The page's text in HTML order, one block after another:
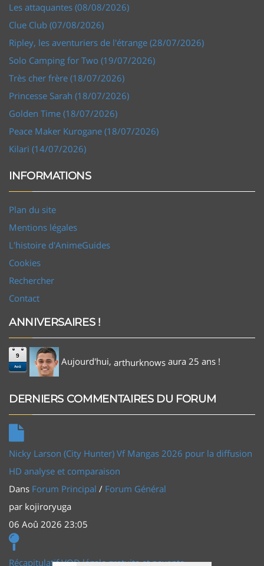
Les attaquantes (08/08/2026)
Clue Club (07/08/2026)
Ripley, les aventuriers de l'étrange (28/07/2026)
Solo Camping for Two (19/07/2026)
Très cher frère (18/07/2026)
Princesse Sarah (18/07/2026)
Golden Time (18/07/2026)
Peace Maker Kurogane (18/07/2026)
Kilari (14/07/2026)
INFORMATIONS
Plan du site
Mentions légales
L'histoire d'AnimeGuides
Cookies
Rechercher
Contact
ANNIVERSAIRES !
9
Aoû Aujourd'hui, arthurknows aura 25 ans !
DERNIERS COMMENTAIRES DU FORUM
Nicky Larson (City Hunter) Vf Mangas 2026 pour la diffusion
HD analyse et comparaison
Dans Forum Principal / Forum Général
par kojiroryuga
06 Aoû 2026 23:05
Récapitulatif VOD légale gratuite et payante